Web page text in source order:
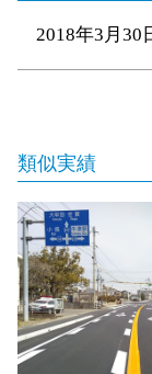
2018年3月30
類似実績